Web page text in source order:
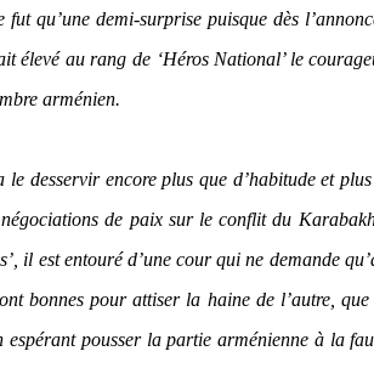
fut qu’une demi-surprise puisque dès
élevé au rang de ‘Héros National’ le
arménien.
le desservir encore plus que d’habitude et
de paix sur le conflit du
il est entouré d’une cour qui ne demande
bonnes pour attiser la haine de l’autre,
pousser la partie arménienne à la